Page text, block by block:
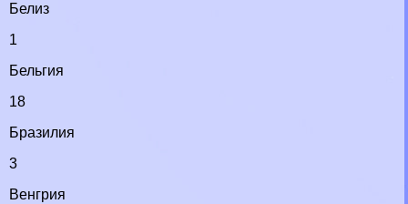
Белиз
1
Бельгия
18
Бразилия
3
Венгрия